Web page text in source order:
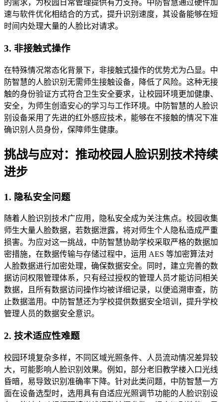
的需求，为校园日常管理提供有力支持。中防智慧通过硬件加
速与软件优化相结合的方式，提升识别速度，其设备能够在短
时间内处理大量的人脸比对请求。
3. 非接触式操作
在特殊情况常态化背景下，非接触式操作的优势尤为凸显。中
防智慧的人脸识别无需师生接触设备，降低了风险。这种无接
触的身份验证方式符合卫生安全要求，让校园环境更加健康、
安全，为师生创造安心的学习与工作环境。中防智慧的人脸识
别设备采用了先进的红外感应技术，能够在不接触的情况下准
确识别人员身份，保障师生健康。
挑战与应对：推动校园人脸识别技术持续
进步
1. 隐私安全问题
随着人脸识别技术广应用，隐私安全成为关注焦点。校园收集
师生大量人脸数据，若数据泄露，将对师生个人隐私造成严重
损害。为应对这一挑战，中防智慧协助学校采取严格的数据加
密措施，在数据传输与存储过程中，运用 AES 等加密算法对
人脸数据进行加密处理，确保数据安全。同时，建立完善的数
据访问权限管理体系，只有经过授权的管理人员才能访问相关
数据，且所有数据访问操作均被详细记录，以便追溯审查，防
止数据滥用。中防智慧还为学校提供数据安全培训，提升学校
管理人员的数据安全意识。
2. 技术适应性难题
校园环境复杂多样，不同区域光照条件、人员流动情况差异较
大，可能影响人脸识别效果。例如，部分老旧教学楼入口光线
昏暗，易导致识别准确率下降。针对此类问题，中防智慧一方
面在设备选型时，选用具有自适应光照调节功能的人脸识别设